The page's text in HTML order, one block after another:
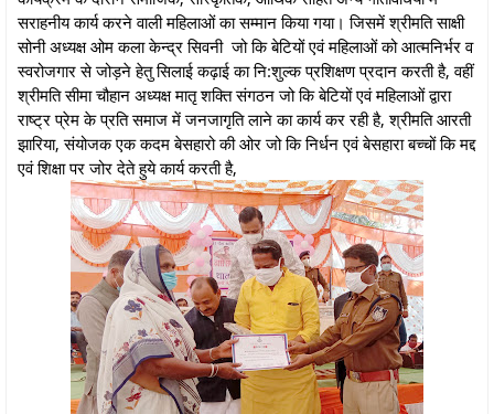
सराहनीय कार्य करने वाली महिलाओं का सम्मान किया गया। जिसमें श्रीमति साक्षी
सोनी अध्यक्ष ओम कला केन्द्र सिवनी जो कि बेटियों एवं महिलाओं को आत्मनिर्भर व
स्वरोजगार से जोड़ने हेतु सिलाई कढ़ाई का नि:शुल्क प्रशिक्षण प्रदान करती है, वहीं
श्रीमति सीमा चौहान अध्यक्ष मातृ शक्ति संगठन जो कि बेटियों एवं महिलाओं द्वारा
राष्ट्र प्रेम के प्रति समाज में जनजागृति लाने का कार्य कर रही है, श्रीमति आरती
झारिया, संयोजक एक कदम बेसहारो की ओर जो कि निर्धन एवं बेसहारा बच्चों कि मद्द
एवं शिक्षा पर जोर देते हुये कार्य करती है,